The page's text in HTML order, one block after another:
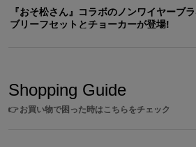
『おそ松さん』コラボのノンワイヤーブ
ブリーフセットとチョーカーが登場!
Shopping Guide
👉お買い物で困った時はこちらをチェック